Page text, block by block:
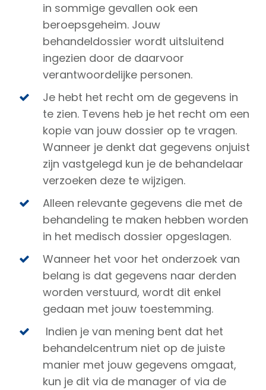
in sommige gevallen ook een
beroepsgeheim. Jouw
behandeldossier wordt uitsluitend
ingezien door de daarvoor
verantwoordelijke personen.
Je hebt het recht om de gegevens in
te zien. Tevens heb je het recht om een
kopie van jouw dossier op te vragen.
Wanneer je denkt dat gegevens onjuist
zijn vastgelegd kun je de behandelaar
verzoeken deze te wijzigen.
Alleen relevante gegevens die met de
behandeling te maken hebben worden
in het medisch dossier opgeslagen.
Wanneer het voor het onderzoek van
belang is dat gegevens naar derden
worden verstuurd, wordt dit enkel
gedaan met jouw toestemming.
Indien je van mening bent dat het
behandelcentrum niet op de juiste
manier met jouw gegevens omgaat,
kun je dit via de manager of via de